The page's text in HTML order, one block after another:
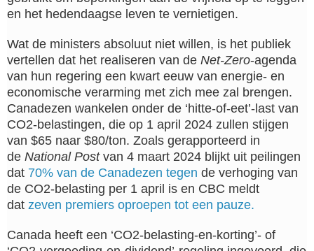
en het hedendaagse leven te vernietigen.
Wat de ministers absoluut niet willen, is het publiek
vertellen dat het realiseren van de Net-Zero-agenda
van hun regering een kwart eeuw van energie- en
economische verarming met zich mee zal brengen.
Canadezen wankelen onder de ‘hitte-of-eet’-last van
CO2-belastingen, die op 1 april 2024 zullen stijgen
van $65 naar $80/ton. Zoals gerapporteerd in
de National Postvan 4 maart 2024 blijkt uit peilingen
dat 70% van de Canadezen tegen de verhoging van
de CO2-belasting per 1 april is en CBC meldt
dat zeven premiers oproepen tot een pauze.
Canada heeft een ‘CO2-belasting-en-korting’- of